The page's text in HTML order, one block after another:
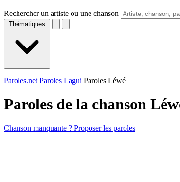
Rechercher un artiste ou une chanson
Thématiques
Paroles.net Paroles Lagui Paroles Léwé
Paroles de la chanson
Chanson manquante ? Proposer les paroles